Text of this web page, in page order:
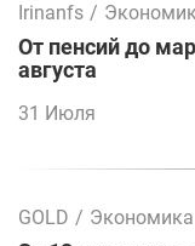
Irinanfs /
От пенсий до
августа
31 Июля
GOLD / Экономика